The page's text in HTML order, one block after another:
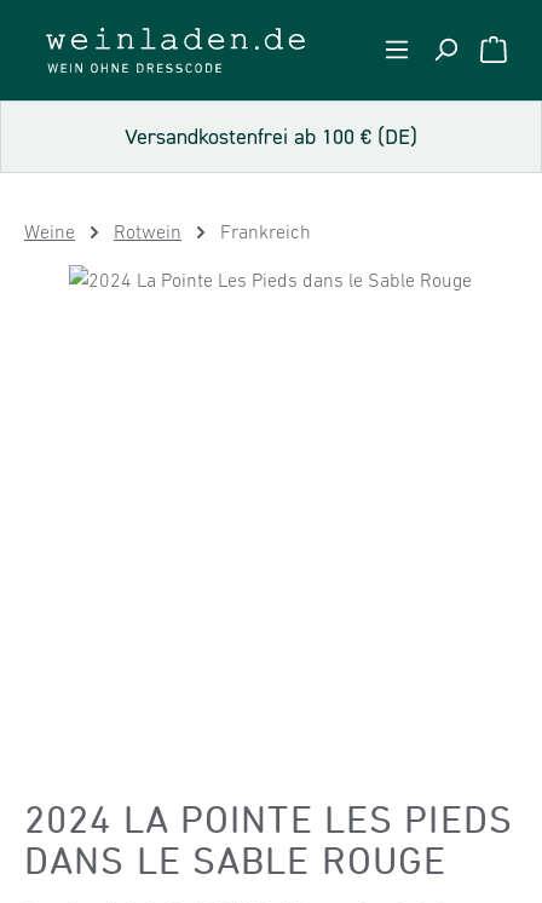
Zum Hauptinhalt springen
Versandkostenfrei ab 100 € (DE)
Weine Rotwein Frankreich
Bildergalerie überspringen
2024 LA POINTE LES PIEDS
DANS LE SABLE ROUGE